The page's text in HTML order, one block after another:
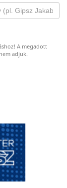
A megadott
adjuk.